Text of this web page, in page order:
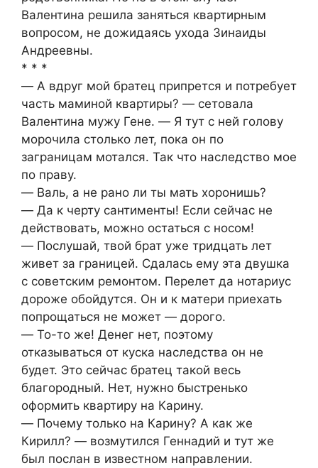
Валентина решила заняться квартирным
вопросом, не дожидаясь ухода Зинаиды
Андреевны.
* * *
― А вдруг мой братец припрется и потребует
часть маминой квартиры? ― сетовала
Валентина мужу Гене. ― Я тут с ней голову
морочила столько лет, пока он по
заграницам мотался. Так что наследство мое
по праву.
― Валь, а не рано ли ты мать хоронишь?
― Да к черту сантименты! Если сейчас не
действовать, можно остаться с носом!
― Послушай, твой брат уже тридцать лет
живет за границей. Сдалась ему эта двушка
с советским ремонтом. Перелет да нотариус
дороже обойдутся. Он и к матери приехать
попрощаться не может ― дорого.
― То-то же! Денег нет, поэтому
отказываться от куска наследства он не
будет. Это сейчас братец такой весь
благородный. Нет, нужно быстренько
оформить квартиру на Карину.
― Почему только на Карину? А как же
Кирилл? ― возмутился Геннадий и тут же
был послан в известном направлении.